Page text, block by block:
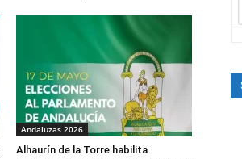
Andaluzas 2026
Alhaurín de la Torre habilita